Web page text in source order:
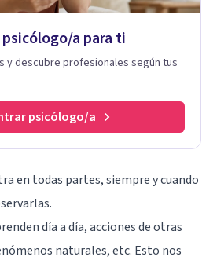
a para ti
y descubre profesionales según tus
psicólogo/a
en todas partes, siempre y cuando
día a día, acciones de otras
naturales, etc. Esto nos